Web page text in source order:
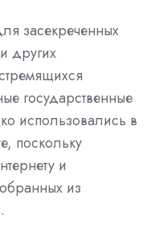
засекреченных
других
государственные
использовались в
поскольку
и
из